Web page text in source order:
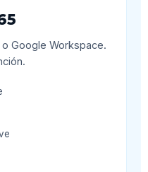
Google Workspace.